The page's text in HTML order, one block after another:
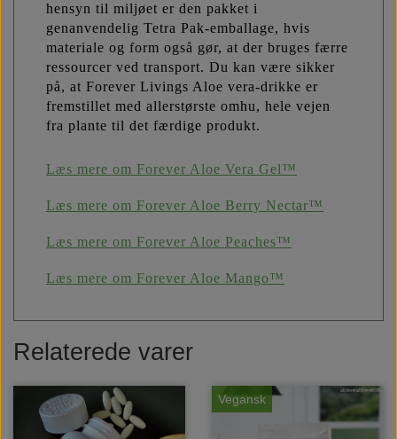
hensyn til miljøet er den pakket i
genanvendelig Tetra Pak-emballage, hvis
materiale og form også gør, at der bruges færre
ressourcer ved transport. Du kan være sikker
på, at Forever Livings Aloe vera-drikke er
fremstillet med allerstørste omhu, hele vejen
fra plante til det færdige produkt.
Læs mere om Forever Aloe Vera Gel™
Læs mere om Forever Aloe Berry Nectar™
Læs mere om Forever Aloe Peaches™
Læs mere om Forever Aloe Mango™
Relaterede varer
Vegansk